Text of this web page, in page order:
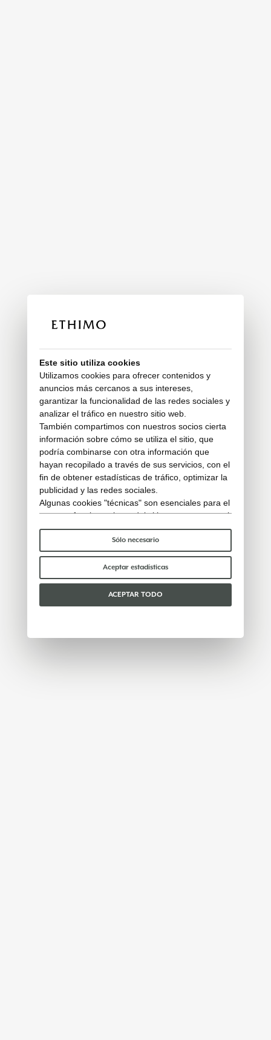
Este sitio utiliza cookies
Utilizamos cookies para ofrecer contenidos y
anuncios más cercanos a sus intereses,
garantizar la funcionalidad de las redes sociales y
analizar el tráfico en nuestro sitio web.
También compartimos con nuestros socios cierta
información sobre cómo se utiliza el sitio, que
podría combinarse con otra información que
hayan recopilado a través de sus servicios, con el
fin de obtener estadísticas de tráfico, optimizar la
publicidad y las redes sociales.
Algunas cookies "técnicas" son esenciales para el
correcto funcionamiento del sitio y no procesan ni
comparten ningún dato personal con terceros.
Para saber más puedes consultar nuestra
de cookies.
Por favor, elige qué cookies aceptar:
Sólo necesario
Aceptar estadísticas
ACEPTAR TODO